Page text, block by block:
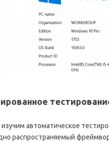
автоматическое
распространяемый